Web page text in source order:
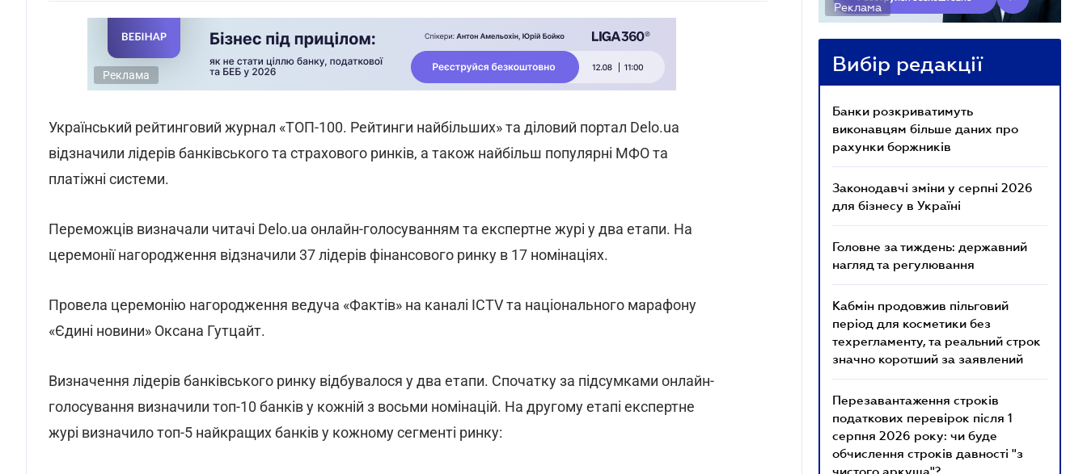
Реклама
Український рейтинговий журнал «ТОП-100. Рейтинги найбільших» та діловий портал Delo.ua
відзначили лідерів банківського та страхового ринків, а також найбільш популярні МФО та
платіжні системи.
Переможців визначали читачі Delo.ua онлайн-голосуванням та експертне журі у два етапи. На
церемонії нагородження відзначили 37 лідерів фінансового ринку в 17 номінаціях.
Провела церемонію нагородження ведуча «Фактів» на каналі ICTV та національного марафону
«Єдині новини» Оксана Гутцайт.
Визначення лідерів банківського ринку відбувалося у два етапи. Спочатку за підсумками онлайн-
голосування визначили топ-10 банків у кожній з восьми номінацій. На другому етапі експертне
журі визначило топ-5 найкращих банків у кожному сегменті ринку:
Реклама
Вибір редакції
Банки розкриватимуть
виконавцям більше даних про
рахунки боржників
Законодавчі зміни у серпні 2026
для бізнесу в Україні
Головне за тиждень: державний
нагляд та регулювання
Кабмін продовжив пільговий
період для косметики без
техрегламенту, та реальний строк
значно коротший за заявлений
Перезавантаження строків
податкових перевірок після 1
серпня 2026 року: чи буде
обчислення строків давності "з
чистого аркуша"?